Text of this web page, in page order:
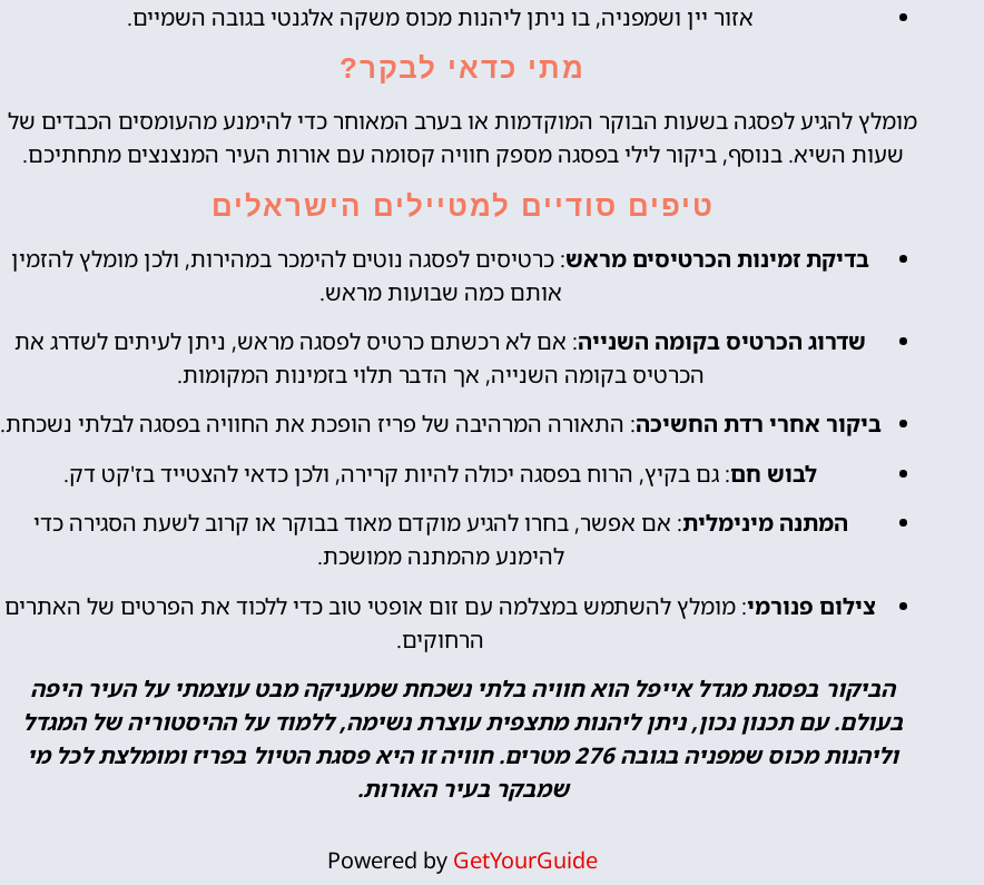
אזור יין ושמפניה, בו ניתן ליהנות מכוס משקה אלגנטי בגובה השמיים.
מתי כדאי לבקר?
מומלץ להגיע לפסגה בשעות הבוקר המוקדמות או בערב המאוחר כדי להימנע מהעומסים הכבדים של
שעות השיא. בנוסף, ביקור לילי בפסגה מספק חוויה קסומה עם אורות העיר המנצנצים מתחתיכם.
טיפים סודיים למטיילים הישראלים
בדיקת זמינות הכרטיסים מראש: כרטיסים לפסגה נוטים להימכר במהירות, ולכן מומלץ להזמין
אותם כמה שבועות מראש.
שדרוג הכרטיס בקומה השנייה: אם לא רכשתם כרטיס לפסגה מראש, ניתן לעיתים לשדרג את
הכרטיס בקומה השנייה, אך הדבר תלוי בזמינות המקומות.
ביקור אחרי רדת החשיכה: התאורה המרהיבה של פריז הופכת את החוויה בפסגה לבלתי נשכחת.
לבוש חם: גם בקיץ, הרוח בפסגה יכולה להיות קרירה, ולכן כדאי להצטייד בז'קט דק.
המתנה מינימלית: אם אפשר, בחרו להגיע מוקדם מאוד בבוקר או קרוב לשעת הסגירה כדי
להימנע מהמתנה ממושכת.
צילום פנורמי: מומלץ להשתמש במצלמה עם זום אופטי טוב כדי ללכוד את הפרטים של האתרים
הרחוקים.
הביקור בפסגת מגדל אייפל הוא חוויה בלתי נשכחת שמעניקה מבט עוצמתי על העיר היפה
בעולם. עם תכנון נכון, ניתן ליהנות מתצפית עוצרת נשימה, ללמוד על ההיסטוריה של המגדל
וליהנות מכוס שמפניה בגובה 276 מטרים. חוויה זו היא פסגת הטיול בפריז ומומלצת לכל מי
שמבקר בעיר האורות.
Powered by GetYourGuide